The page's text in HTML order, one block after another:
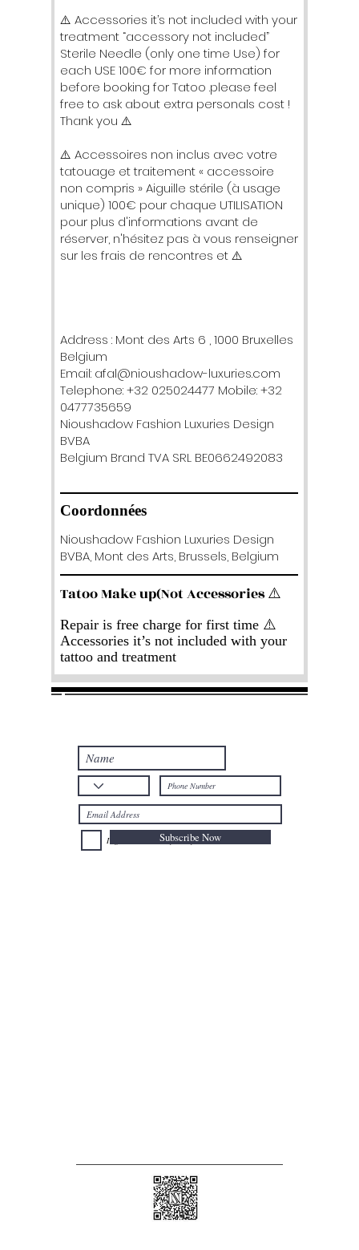
⚠️ Accessories it’s not included with your
treatment “accessory not included”
Sterile Needle (only one time Use) for
each USE 100€ for more information
before booking for Tatoo .please feel
free to ask about extra personals cost !
Thank you ⚠️
⚠️ Accessoires non inclus avec votre
tatouage et traitement « accessoire
non compris » Aiguille stérile (à usage
unique) 100€ pour chaque UTILISATION
pour plus d'informations avant de
réserver, n'hésitez pas à vous renseigner
sur les frais de rencontres et ⚠️
Address : Mont des Arts 6 , 1000 Bruxelles
Belgium
Email: afal@nioushadow-luxuries.com
Telephone: +32 025024477 Mobile: +32
0477735659
Nioushadow Fashion Luxuries Design
BVBA
Belgium Brand TVA SRL BE0662492083
Coordonnées
Nioushadow Fashion Luxuries Design
BVBA, Mont des Arts, Brussels, Belgium
Tatoo Make up(Not Accessories ⚠️
Repair is free charge for first time ⚠️
Accessories it’s not included with your
tattoo and treatment
I agree to the Privacy Policy.
Subscribe Now